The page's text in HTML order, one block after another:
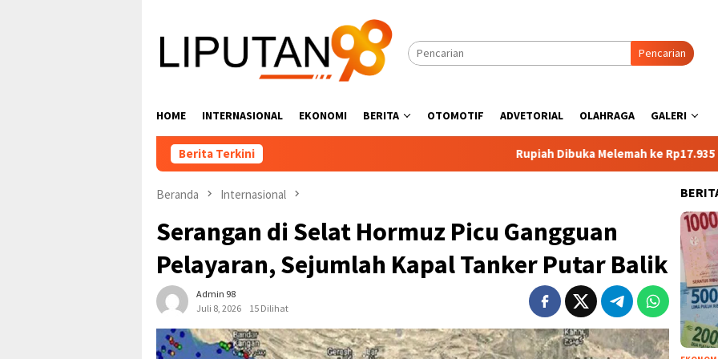
konten
Pencarian
HOME INTERNASIONAL EKONOMI BERITA OTOMOTIF ADVETORIAL OLAHRAGA GALERI
Berita Terkini Rupiah Dibuka Melemah ke Rp17.935 per Dolar
Beranda Internasional
Serangan di Selat Hormuz Picu Gangguan
Pelayaran, Sejumlah Kapal Tanker Putar Balik
Admin 98
Juli 8, 2026
15 Dilihat